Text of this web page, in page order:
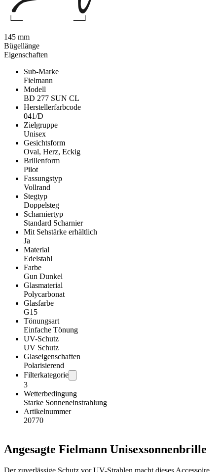
Eigenschaften
Sub-Marke
Fielmann
Modell
BD 277 SUN CL
Herstellerfarbcode
041/D
Zielgruppe
Unisex
Gesichtsform
Oval, Herz, Eckig
Brillenform
Pilot
Fassungstyp
Vollrand
Stegtyp
Doppelsteg
Scharniertyp
Standard Scharnier
Mit Sehstärke erhältlich
Ja
Material
Edelstahl
Farbe
Gun Dunkel
Glasmaterial
Polycarbonat
Glasfarbe
G15
Tönungsart
Einfache Tönung
UV-Schutz
UV Schutz
Glaseigenschaften
Polarisierend
Filterkategorie
3
Wetterbedingung
Starke Sonneneinstrahlung
Artikelnummer
20770
Angesagte Fielmann Unisexsonnenbrille
Der zuverlässige Schutz vor UV-Strahlen macht dieses Accessoire
145 mm
Bügellänge